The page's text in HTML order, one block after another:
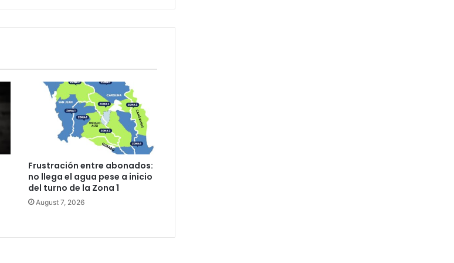
Frustración entre abonados:
no llega el agua pese a inicio
del turno de la Zona 1
August 7, 2026